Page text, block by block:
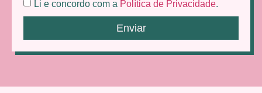
Li e concordo com a Política de Privacidade.
Enviar